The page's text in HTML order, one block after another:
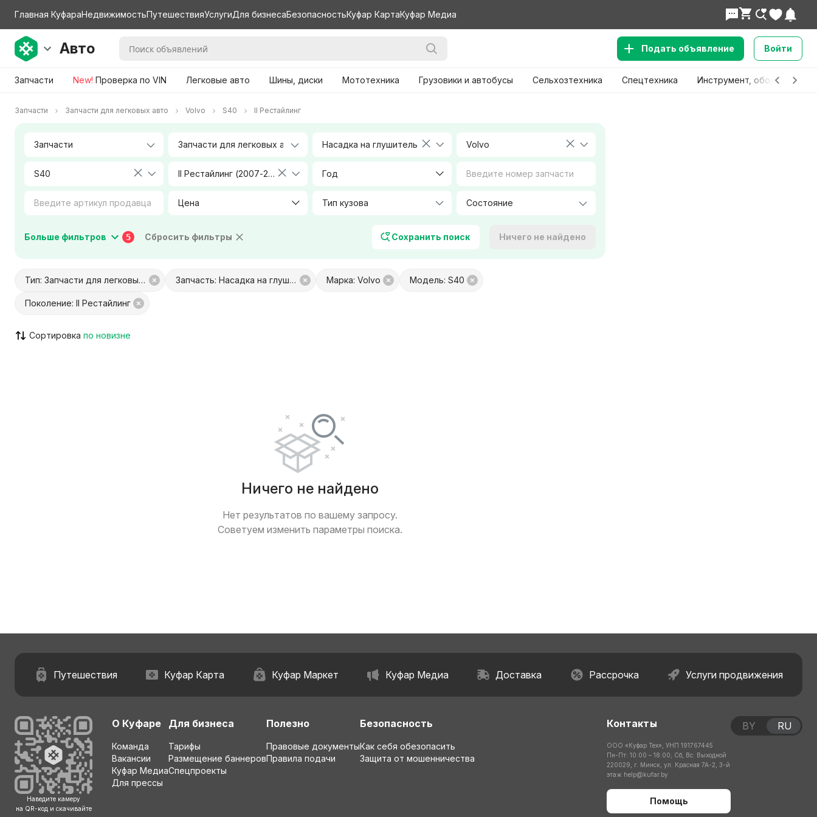
Главная КуфараНедвижимостьПутешествияУслугиДля бизнесаБезопасностьКуфар КартаКуфар Медиа
Авто Подать объявление Войти
Запчасти New! Проверка по VIN Легковые авто Шины, диски Мототехника Грузовики и автобусы Сельхозтехника Спецтехника Инструмент, оборудование
Запчасти Запчасти для легковых авто Volvo S40 II Рестайлинг
Насадка на глушитель Volvo
S40 II Рестайлинг (2007-2012) Год
Цена Тип кузова
Коробка передач Тип двигателя
Только с видео
Больше фильтров 5 Сбросить фильтры Сохранить поиск Ничего не найдено
Тип: Запчасти для легковых авто Запчасть: Насадка на глушитель Марка: Volvo Модель: S40
Поколение: II Рестайлинг
Сортировка
Ничего не найдено
Нет результатов по вашему запросу.
Советуем изменить параметры поиска.
Путешествия Куфар Карта Куфар Маркет Куфар Медиа Доставка Рассрочка Услуги продвижения
Наведите камеру
на QR-код и скачивайте
О Куфаре
Команда
Вакансии
Куфар Медиа
Для прессы
Для бизнеса
Тарифы
Размещение баннеров
Спецпроекты
Полезно
Правовые документы
Правила подачи
Безопасность
Как себя обезопасить
Защита от мошенничества
Контакты
ООО «Куфар Тех», УНП 191767445
Пн-Пт: 10:00 – 18:00; Сб, Вс: Выходной
220029, г. Минск, ул. Красная 7А-2, 3-й
этаж help@kufar.by
Помощь
BY RU